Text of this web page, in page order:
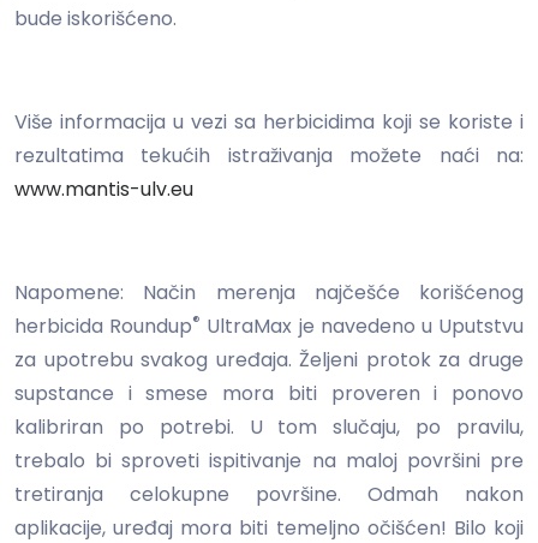
bude iskorišćeno.
Više informacija u vezi sa herbicidima koji se koriste i
rezultatima tekućih istraživanja možete naći na:
www.mantis-ulv.eu
Napomene: Način merenja najčešće korišćenog
herbicida Roundup® UltraMax je navedeno u Uputstvu
za upotrebu svakog uređaja. Željeni protok za druge
supstance i smese mora biti proveren i ponovo
kalibriran po potrebi. U tom slučaju, po pravilu,
trebalo bi sproveti ispitivanje na maloj površini pre
tretiranja celokupne površine. Odmah nakon
aplikacije, uređaj mora biti temeljno očišćen! Bilo koji